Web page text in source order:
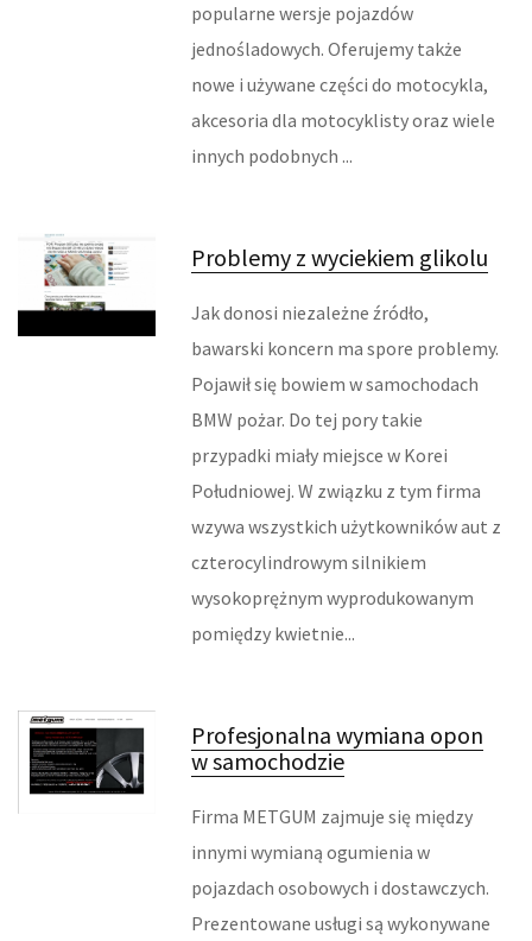
RUCH
IMPREZY INTEGRACYJNE
HOBBY
FABRYKACJA
INFORMATYCZNE
RESTAURACJE, CATERING
FOTOGRAFIA
ADWOKACI, PORADY PRAWNE
ŚLUB I WESELE
SPRZĄTANIE, PORZĄDKOWANIE
ZWIEDZANIE
HOTELE I NOCLEGI
PODRÓŻE
popularne wersje pojazdów
jednośladowych. Oferujemy także
nowe i używane części do motocykla,
akcesoria dla motocyklisty oraz wiele
innych podobnych ...
Problemy z wyciekiem glikolu
Jak donosi niezależne źródło,
bawarski koncern ma spore problemy.
Pojawił się bowiem w samochodach
BMW pożar. Do tej pory takie
przypadki miały miejsce w Korei
Południowej. W związku z tym firma
wzywa wszystkich użytkowników aut z
czterocylindrowym silnikiem
wysokoprężnym wyprodukowanym
pomiędzy kwietnie...
Profesjonalna wymiana opon
w samochodzie
Firma METGUM zajmuje się między
innymi wymianą ogumienia w
pojazdach osobowych i dostawczych.
Prezentowane usługi są wykonywane